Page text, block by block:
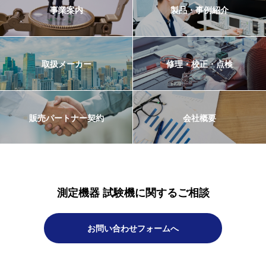
事業案内 製品・事例紹介
取扱メーカー 修理・校正・点検
販売パートナー契約 会社概要
測定機器 試験機に関するご相談
お問い合わせフォームへ